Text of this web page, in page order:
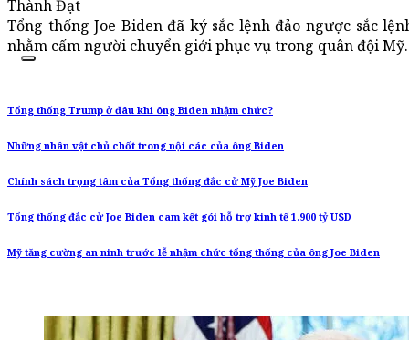
Thành Đạt
Tổng thống Joe Biden đã ký sắc lệnh đảo ngược sắc
nhằm cấm người chuyển giới phục vụ trong quân đội Mỹ.
Tổng thống Trump ở đâu khi ông Biden nhậm chức?
Những nhân vật chủ chốt trong nội các của ông Biden
Chính sách trọng tâm của Tổng thống đắc cử Mỹ Joe Biden
Tổng thống đắc cử Joe Biden cam kết gói hỗ trợ kinh tế 1.900 tỷ USD
Mỹ tăng cường an ninh trước lễ nhậm chức tổng thống của ông Joe Biden